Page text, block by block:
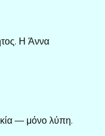
Η Άννα
— μόνο λύπη.